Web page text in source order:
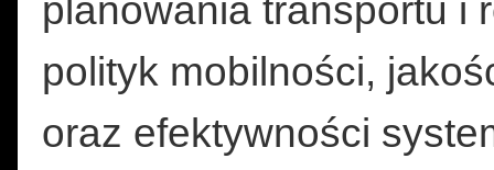
planowania transportu i
polityk mobilności,
oraz efektywności